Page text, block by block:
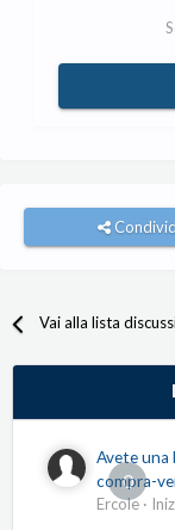
Vai alla lista
0
Avete una
compra-
Ercole ·